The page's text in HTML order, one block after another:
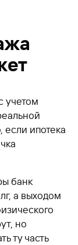
учетом
если ипотека
банк
а выходом
но
ту часть